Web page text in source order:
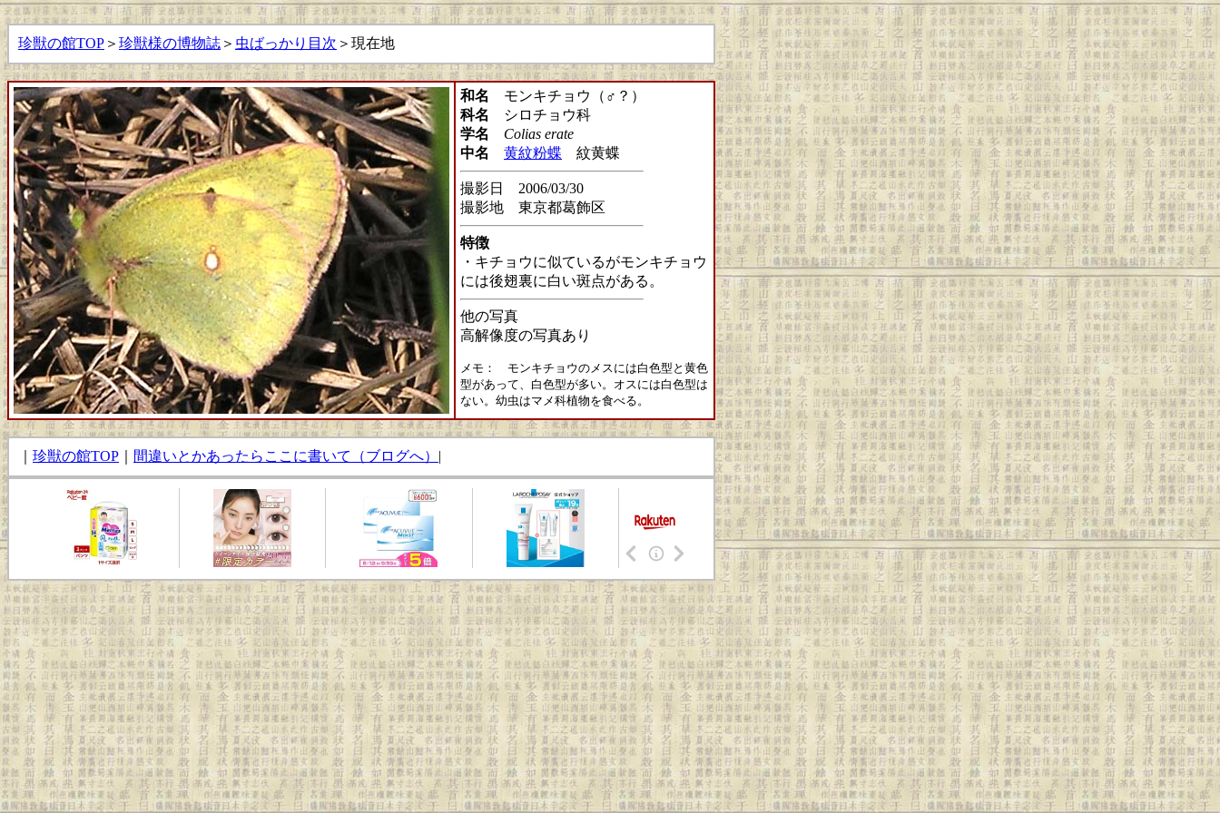
珍獣の館TOP ＞ 珍獣様の博物誌 ＞ 虫ばっかり目次 ＞現在地
和名
モンキチョウ（♂？）
科名
シロチョウ科
学名
Colias erate
中名
黄紋粉蝶 紋黄蝶
撮影日 2006/03/30
撮影地 東京都葛飾区
特徴
・キチョウに似ているがモンキチョウ
には後翅裏に白い斑点がある。
他の写真
高解像度の写真あり
メモ： モンキチョウのメスには白色型と黄色
型があって、白色型が多い。オスには白色型は
ない。幼虫はマメ科植物を食べる。
珍獣の館TOP 間違いとかあったらここに書いて（ブログへ） |